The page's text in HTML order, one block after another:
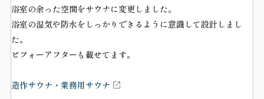
浴室の余った空間をサウナに変更しました。
浴室の湿気や防水をしっかりできるように意識して設計しまし
た。
ビフォーアフターも載せてます。
造作サウナ・業務用サウナ